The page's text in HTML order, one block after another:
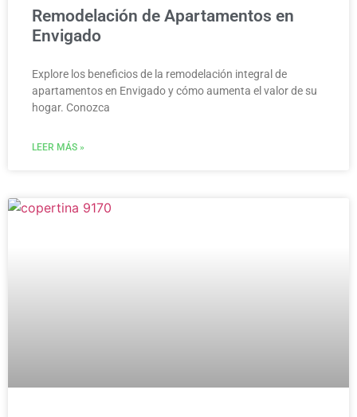
Remodelación de Apartamentos en
Envigado
Explore los beneficios de la remodelación integral de
apartamentos en Envigado y cómo aumenta el valor de su
hogar. Conozca
LEER MÁS »